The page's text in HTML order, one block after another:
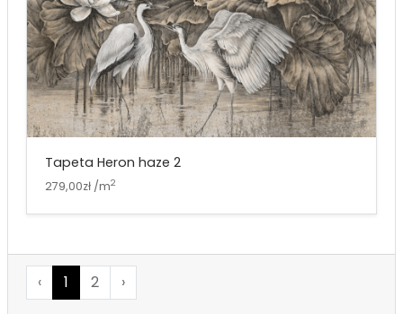
Tapeta Heron haze 2
279,00zł /m2
‹ 1 2 ›